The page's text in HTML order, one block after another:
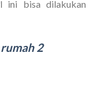
ini bisa dilakukan
2